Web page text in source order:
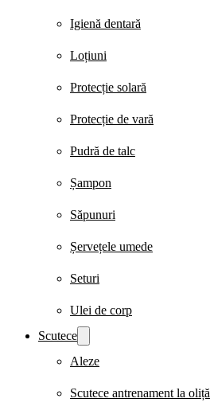
Igienă dentară
Loțiuni
Protecție solară
Protecție de vară
Pudră de talc
Șampon
Săpunuri
Șervețele umede
Seturi
Ulei de corp
Scutece
Aleze
Scutece antrenament la oliță